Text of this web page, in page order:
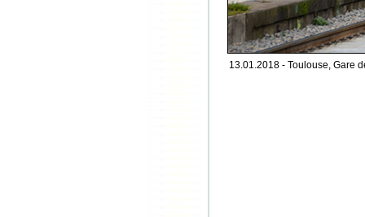
13.01.2018 - Toulouse, Gare